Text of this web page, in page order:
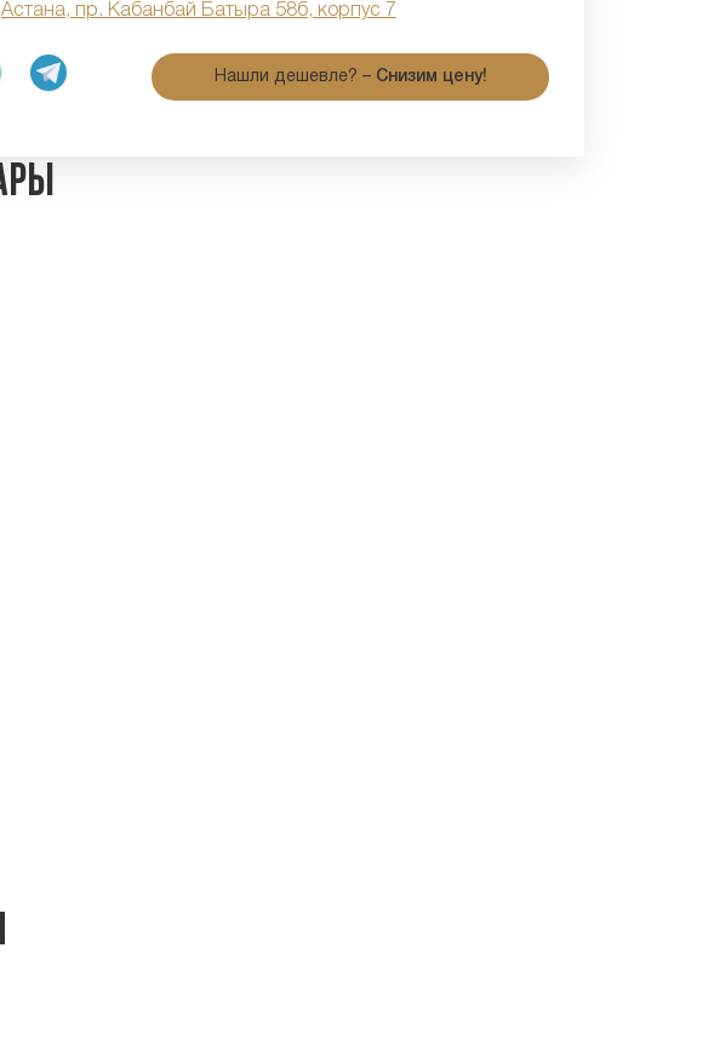
Астана, пр. Кабанбай Батыра 58б, корпус 7
Нашли дешевле? – Снизим цену!